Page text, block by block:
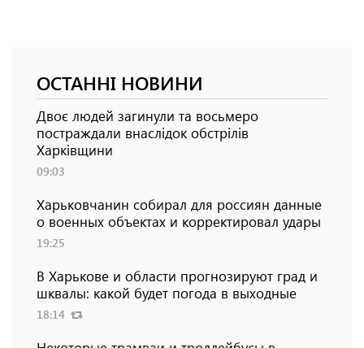
ОСТАННІ НОВИНИ
Двоє людей загинули та восьмеро
постраждали внаслідок обстрілів
Харківщини
09:03
Харьковчанин собирал для россиян данные
о военных объектах и ​​корректировал удары
19:25
В Харькове и области прогнозируют град и
шквалы: какой будет погода в выходные
18:14